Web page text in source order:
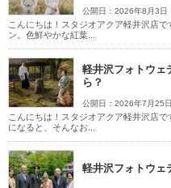
公開日：2026年8月3日
こんにちは！スタジオアクア軽井沢店
ン。色鮮やかな紅葉...
軽井沢フォトウェ
ら？
公開日：2026年7月25日
こんにちは！スタジオアクア軽井沢店
になると、そんなお...
軽井沢フォトウェ